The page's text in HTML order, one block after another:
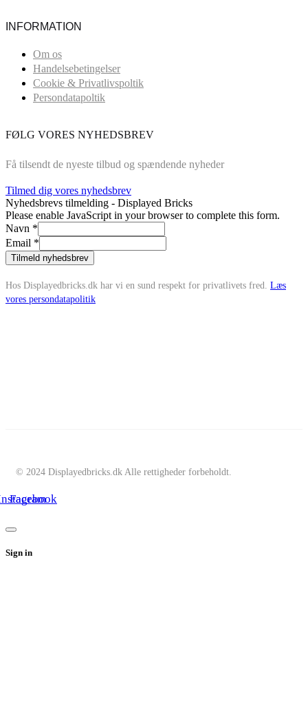
INFORMATION
Om os
Handelsebetingelser
Cookie & Privatlivspoltik
Persondatapoltik
FØLG VORES NYHEDSBREV
Få tilsendt de nyeste tilbud og spændende nyheder
Tilmed dig vores nyhedsbrev
Nyhedsbrevs tilmelding - Displayed Bricks
Please enable JavaScript in your browser to complete this form.
Navn *
Email *
Tilmeld nyhedsbrev
Hos Displayedbricks.dk har vi en sund respekt for privatlivets fred. Læs
vores persondatapolitik
© 2024 Displayedbricks.dk Alle rettigheder forbeholdt.
Facebook
Sign in